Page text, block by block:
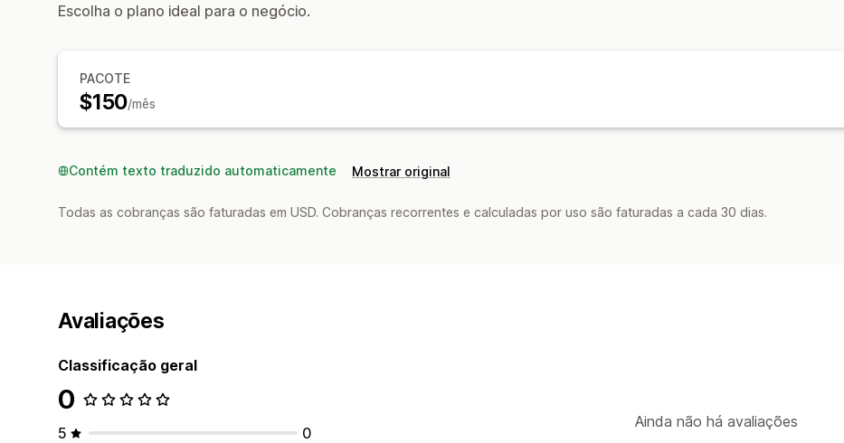
Escolha o plano ideal para o negócio.
PACOTE
$150/mês
Contém texto traduzido automaticamente Mostrar original
Todas as cobranças são faturadas em USD. Cobranças recorrentes e calculadas por uso são faturadas a cada 30 dias.
Avaliações
Classificação geral
0
5
0
Ainda não há avaliações